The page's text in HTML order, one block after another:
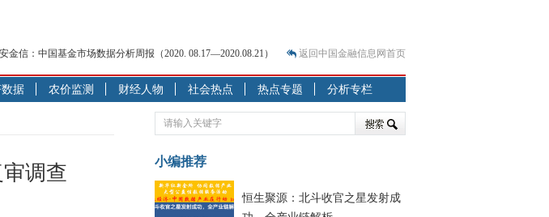
金信：中国基金市场数据分析周报（2020. 08.17—2020.08.21）
·闻】疫情下，新加坡旅游业步履维艰
手记：疫情下的香港零售业如何浴火重生？
见·闻】疫情下一家香港传统零售商的转型突围之旅
安金信：中国基金市场数据分析周报（2020. 07.27—2020.07.31）
新华财经调查】同业存单、结构性存款玩起“跷跷板” 结构性失衡藏
隐秘的角落”
行公开市场净投放300亿元 短端资金利率明显下行
返回中国金融信息网首页
据 农价监测 财经人物 社会热点 热点专题 分析专栏
调查 小编推荐
恒生聚源：北斗收官之星发射成